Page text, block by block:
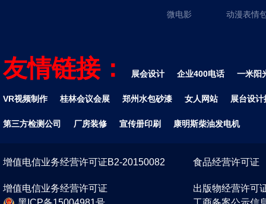
微电影 动漫表情
友情链接： 展会设计 企业400电话 一米阳
VR视频制作 桂林会议会展 郑州水包砂漆 女人网站 展台设计
第三方检测公司 厂房装修 宣传册印刷 康明斯柴油发电机
增值电信业务经营许可证B2-20150082 食品经营许可证
增值电信业务经营许可证
出版物经营许可